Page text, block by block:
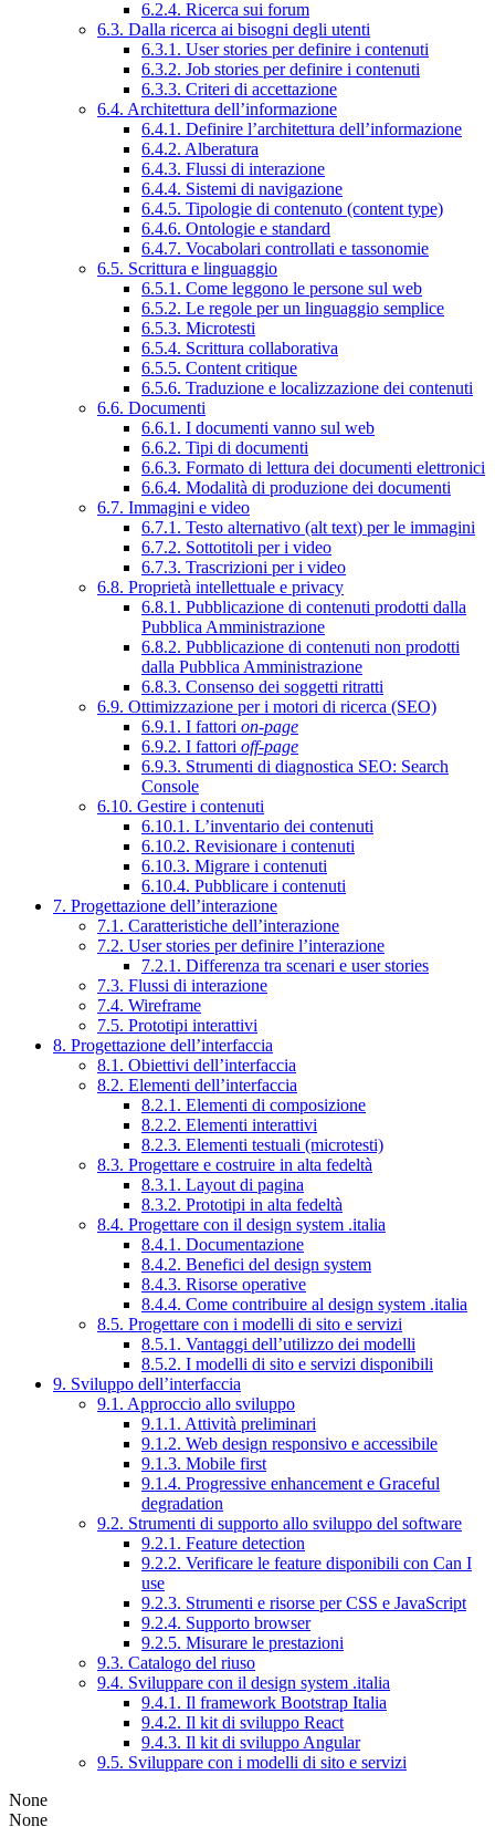
6.2.4. Ricerca sui forum
6.3. Dalla ricerca ai bisogni degli utenti
6.3.1. User stories per definire i contenuti
6.3.2. Job stories per definire i contenuti
6.3.3. Criteri di accettazione
6.4. Architettura dell’informazione
6.4.1. Definire l’architettura dell’informazione
6.4.2. Alberatura
6.4.3. Flussi di interazione
6.4.4. Sistemi di navigazione
6.4.5. Tipologie di contenuto (content type)
6.4.6. Ontologie e standard
6.4.7. Vocabolari controllati e tassonomie
6.5. Scrittura e linguaggio
6.5.1. Come leggono le persone sul web
6.5.2. Le regole per un linguaggio semplice
6.5.3. Microtesti
6.5.4. Scrittura collaborativa
6.5.5. Content critique
6.5.6. Traduzione e localizzazione dei contenuti
6.6. Documenti
6.6.1. I documenti vanno sul web
6.6.2. Tipi di documenti
6.6.3. Formato di lettura dei documenti elettronici
6.6.4. Modalità di produzione dei documenti
6.7. Immagini e video
6.7.1. Testo alternativo (alt text) per le immagini
6.7.2. Sottotitoli per i video
6.7.3. Trascrizioni per i video
6.8. Proprietà intellettuale e privacy
6.8.1. Pubblicazione di contenuti prodotti dalla
Pubblica Amministrazione
6.8.2. Pubblicazione di contenuti non prodotti
dalla Pubblica Amministrazione
6.8.3. Consenso dei soggetti ritratti
6.9. Ottimizzazione per i motori di ricerca (SEO)
6.9.1. I fattori on-page
6.9.2. I fattori off-page
6.9.3. Strumenti di diagnostica SEO: Search
Console
6.10. Gestire i contenuti
6.10.1. L’inventario dei contenuti
6.10.2. Revisionare i contenuti
6.10.3. Migrare i contenuti
6.10.4. Pubblicare i contenuti
7. Progettazione dell’interazione
7.1. Caratteristiche dell’interazione
7.2. User stories per definire l’interazione
7.2.1. Differenza tra scenari e user stories
7.3. Flussi di interazione
7.4. Wireframe
7.5. Prototipi interattivi
8. Progettazione dell’interfaccia
8.1. Obiettivi dell’interfaccia
8.2. Elementi dell’interfaccia
8.2.1. Elementi di composizione
8.2.2. Elementi interattivi
8.2.3. Elementi testuali (microtesti)
8.3. Progettare e costruire in alta fedeltà
8.3.1. Layout di pagina
8.3.2. Prototipi in alta fedeltà
8.4. Progettare con il design system .italia
8.4.1. Documentazione
8.4.2. Benefici del design system
8.4.3. Risorse operative
8.4.4. Come contribuire al design system .italia
8.5. Progettare con i modelli di sito e servizi
8.5.1. Vantaggi dell’utilizzo dei modelli
8.5.2. I modelli di sito e servizi disponibili
9. Sviluppo dell’interfaccia
9.1. Approccio allo sviluppo
9.1.1. Attività preliminari
9.1.2. Web design responsivo e accessibile
9.1.3. Mobile first
9.1.4. Progressive enhancement e Graceful
degradation
9.2. Strumenti di supporto allo sviluppo del software
9.2.1. Feature detection
9.2.2. Verificare le feature disponibili con Can I
use
9.2.3. Strumenti e risorse per CSS e JavaScript
9.2.4. Supporto browser
9.2.5. Misurare le prestazioni
9.3. Catalogo del riuso
9.4. Sviluppare con il design system .italia
9.4.1. Il framework Bootstrap Italia
9.4.2. Il kit di sviluppo React
9.4.3. Il kit di sviluppo Angular
9.5. Sviluppare con i modelli di sito e servizi
None
None